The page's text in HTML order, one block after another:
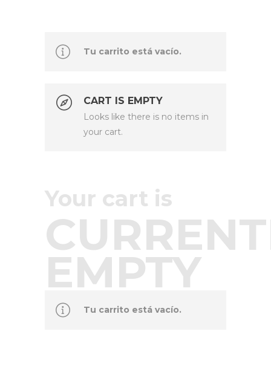
Tu carrito está vacío.
CART IS EMPTY
Looks like there is no items in
your cart.
Your cart is
EMPTY
Tu carrito está vacío.